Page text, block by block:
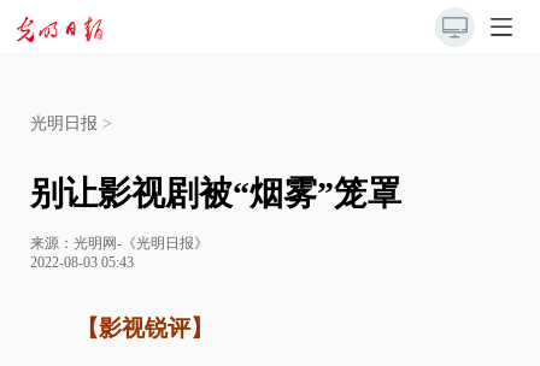
光明日报 >
别让影视剧被“烟雾”笼罩
来源： 光明网-《光明日报》
2022-08-03 05:43
【影视锐评】